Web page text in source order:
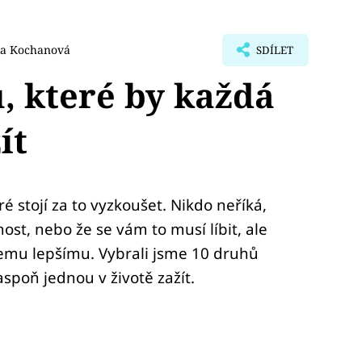
Kochanová SDÍLET
které by každá
stojí za to vyzkoušet. Nikdo neříká,
nebo že se vám to musí líbit, ale
lepšímu. Vybrali jsme 10 druhů
jednou v životě zažít.